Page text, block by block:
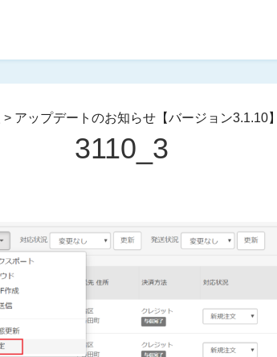
> アップデートのお知らせ【バージョン3.1.10】
3110_3